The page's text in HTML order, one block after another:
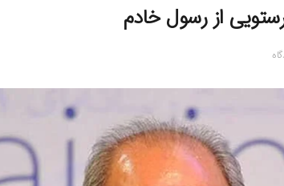
از رسول خادم